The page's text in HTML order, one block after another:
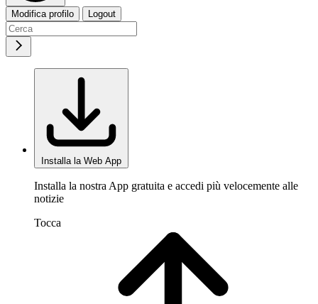
Modifica profilo Logout
Installa la Web App
Installa la nostra App gratuita e accedi più velocemente alle
notizie
Tocca